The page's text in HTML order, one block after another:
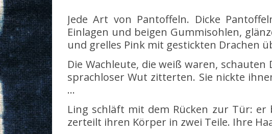
Jede Art von Pantoffeln. Dicke
Einlagen und beigen Gummisohlen,
und grelles Pink mit gestickten Drachen
Die Wachleute, die weiß waren,
sprachloser Wut zitterten. Sie nickte
…
Ling schläft mit dem Rücken zur Tür:
zerteilt ihren Körper in zwei Teile. Ihre